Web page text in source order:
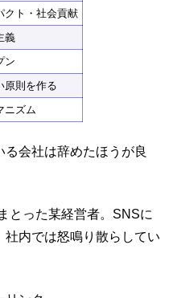
クト・社会貢献
義
ン
原則を作る
ニズム
会社は辞めたほうが良
とった某経営者。SNSに
内では怒鳴り散らしてい